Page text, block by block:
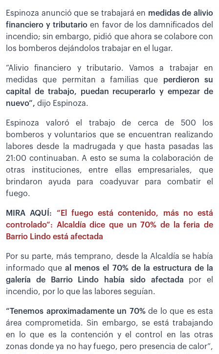
Espinoza anunció que se trabajará en medidas de alivio
financiero y tributarioen favor de los damnificados del
incendio; sin embargo, pidió que ahora se colabore con
los bomberos dejándolos trabajar en el lugar.
”Alivio financiero y tributario. Vamos a trabajar en
medidas que permitan a familias que perdieron su
capital de trabajo, puedan recuperarlo y empezar de
nuevo”, dijo Espinoza.
Espinoza valoró el trabajo de cerca de 500 los
bomberos y voluntarios que se encuentran realizando
labores desde la madrugada y que hasta pasadas las
21:00 continuaban. A esto se suma la colaboración de
otras instituciones, entre ellas empresariales, que
brindaron ayuda para coadyuvar para combatir el
fuego.
MIRA AQUÍ: “El fuego está contenido, más no está
controlado”: Alcaldía dice que un 70% de la feria de
Barrio Lindo está afectada
Por su parte, más temprano, desde la Alcaldía se había
informado queal menos el 70% de la estructura de la
galería de Barrio Lindo había sido afectada por el
incendio, por lo que las labores seguían.
“Tenemos aproximadamente un 70%de lo que es esta
área comprometida. Sin embargo, se está trabajando
en lo que es la contención y el control en las otras
zonas donde ya no hay fuego, pero presencia de calor”,